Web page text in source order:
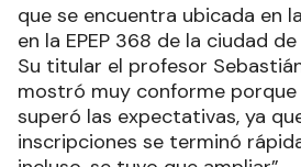
que se encuentra ubicada en
en la EPEP 368 de la ciudad
Su titular el profesor
mostró muy conforme porque
superó las expectativas, ya
inscripciones se terminó